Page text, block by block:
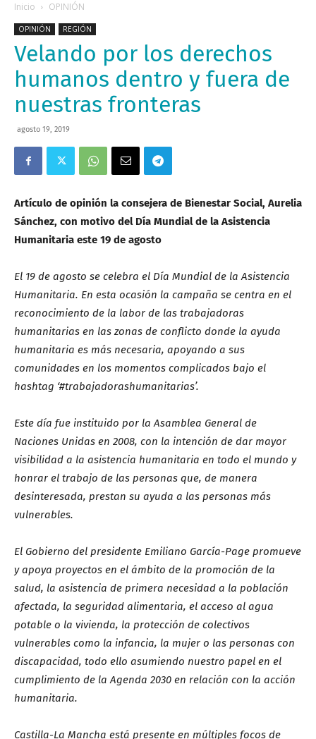
Inicio OPINIÓN
OPINIÓN REGIÓN
Velando por los derechos
humanos dentro y fuera de
nuestras fronteras
agosto 19, 2019
Artículo de opinión la consejera de Bienestar Social, Aurelia
Sánchez, con motivo del Día Mundial de la Asistencia
Humanitaria este 19 de agosto
El 19 de agosto se celebra el Día Mundial de la Asistencia
Humanitaria. En esta ocasión la campaña se centra en el
reconocimiento de la labor de las trabajadoras
humanitarias en las zonas de conflicto donde la ayuda
humanitaria es más necesaria, apoyando a sus
comunidades en los momentos complicados bajo el
hashtag ‘#trabajadorashumanitarias’.
Este día fue instituido por la Asamblea General de
Naciones Unidas en 2008, con la intención de dar mayor
visibilidad a la asistencia humanitaria en todo el mundo y
honrar el trabajo de las personas que, de manera
desinteresada, prestan su ayuda a las personas más
vulnerables.
El Gobierno del presidente Emiliano García-Page promueve
y apoya proyectos en el ámbito de la promoción de la
salud, la asistencia de primera necesidad a la población
afectada, la seguridad alimentaria, el acceso al agua
potable o la vivienda, la protección de colectivos
vulnerables como la infancia, la mujer o las personas con
discapacidad, todo ello asumiendo nuestro papel en el
cumplimiento de la Agenda 2030 en relación con la acción
humanitaria.
Castilla-La Mancha está presente en múltiples focos de